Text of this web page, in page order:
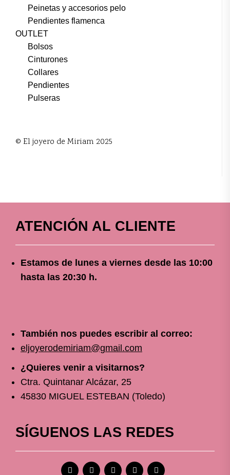
Peinetas y accesorios pelo
Pendientes flamenca
OUTLET
Bolsos
Cinturones
Collares
Pendientes
Pulseras
© El joyero de Miriam 2025
ATENCIÓN AL CLIENTE
Estamos de lunes a viernes desde las 10:00
hasta las 20:30 h.
También nos puedes escribir al correo:
eljoyerodemiriam@gmail.com
¿Quieres venir a visitarnos?
Ctra. Quintanar Alcázar, 25
45830 MIGUEL ESTEBAN (Toledo)
SÍGUENOS LAS REDES